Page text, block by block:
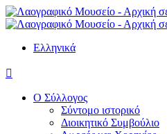
Ελληνικά

Ο Σύλλογος
Σύντομο ιστορικό
Διοικητικό Συμβούλιο